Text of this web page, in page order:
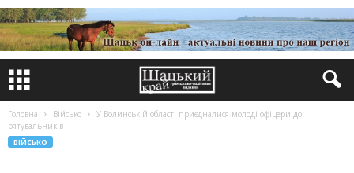
Головна Військо
У Волинській області приєдналися молоді офіцери до
рятувальників
ВІЙСЬКО